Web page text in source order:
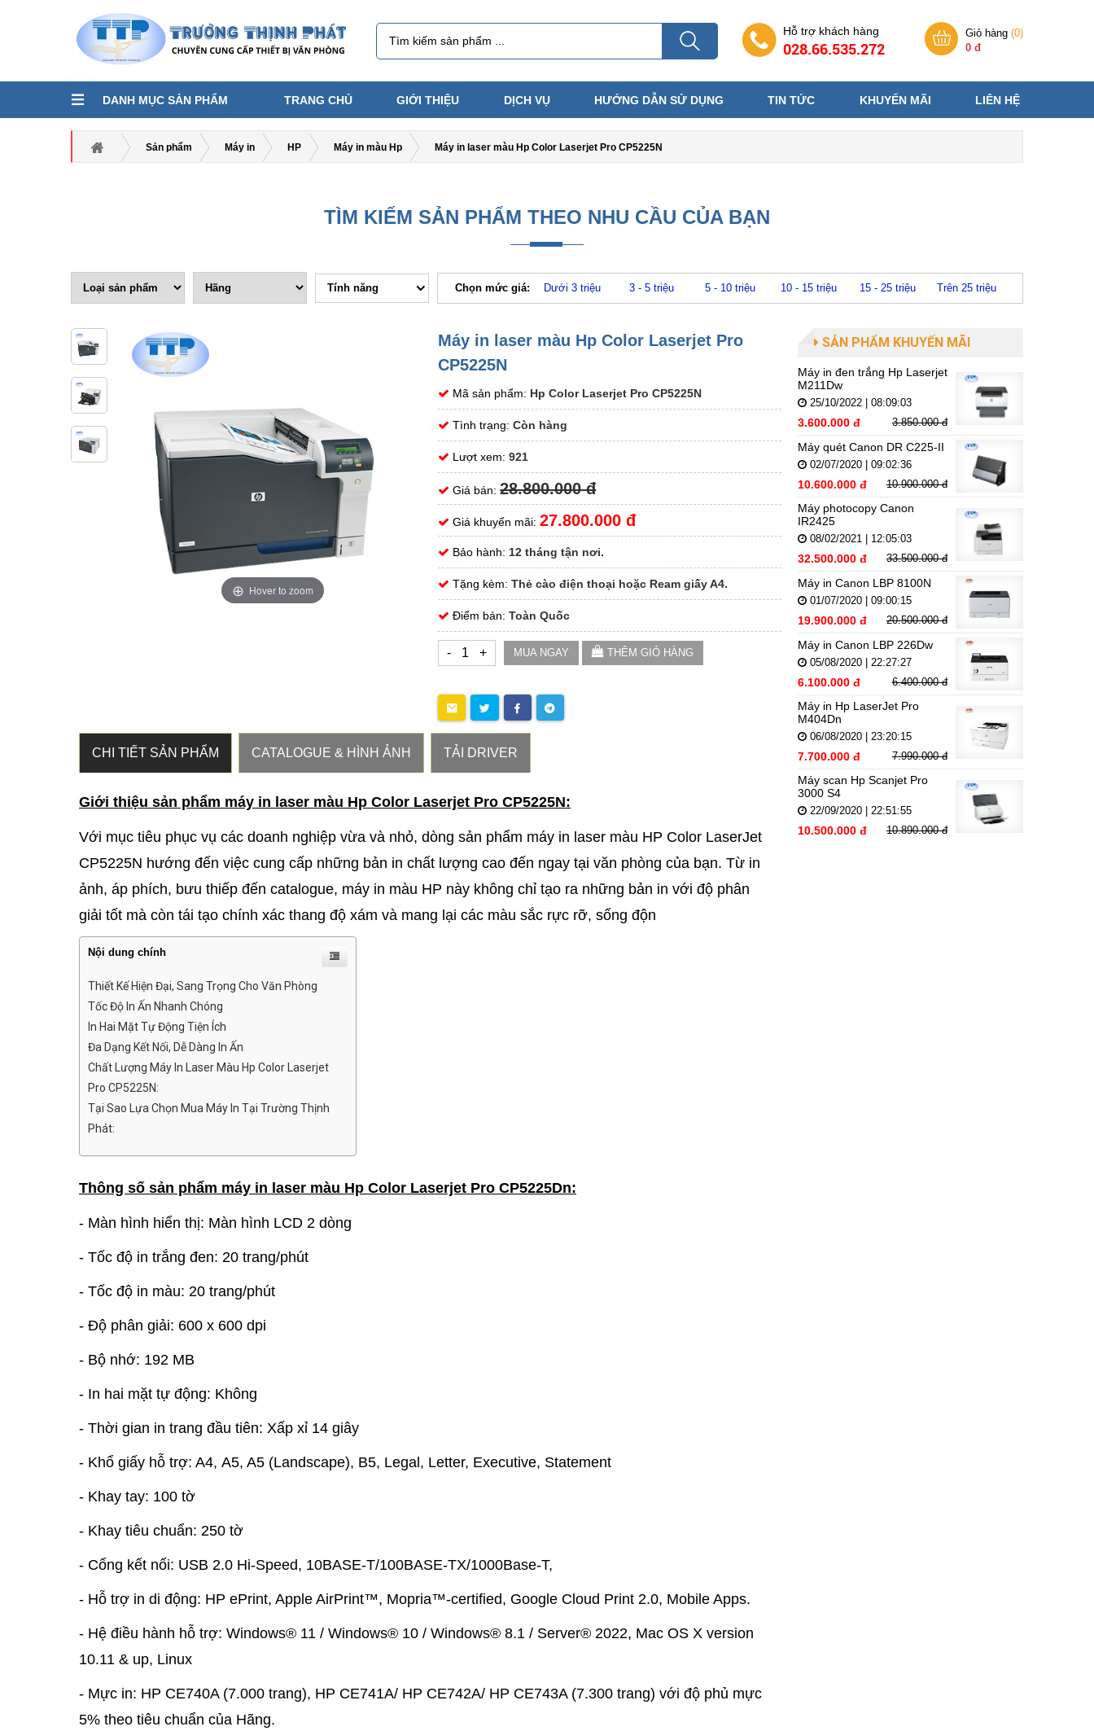
Hỗ trợ khách hàng
028.66.535.272
Giỏ hàng (0)
0 đ
DANH MỤC SẢN PHẨM TRANG CHỦ GIỚI THIỆU DỊCH VỤ HƯỚNG DẪN SỬ DỤNG TIN TỨC KHUYẾN MÃI LIÊN HỆ
Sản phẩm Máy in HP Máy in màu Hp Máy in laser màu Hp Color Laserjet Pro CP5225N
TÌM KIẾM SẢN PHẨM THEO NHU CẦU CỦA BẠN
Tính năng Chọn mức giá: Dưới 3 triệu 3 - 5 triệu 5 - 10 triệu 10 - 15 triệu 15 - 25 triệu Trên 25 triệu
Hover to zoom
Máy in laser màu Hp Color Laserjet Pro
CP5225N
Mã sản phẩm: Hp Color Laserjet Pro CP5225N
Tình trạng:Còn hàng
Lượt xem:921
Giá bán:28.800.000 đ
Giá khuyến mãi:27.800.000 đ
Bảo hành: 12 tháng tận nơi.
Tặng kèm:Thẻ cào điện thoại hoặc Ream giấy A4.
Điểm bán:Toàn Quốc
- + MUA NGAY THÊM GIỎ HÀNG
CHI TIẾT SẢN PHẨM CATALOGUE & HÌNH ẢNH TẢI DRIVER
Giới thiệu sản phẩm máy in laser màu Hp Color Laserjet Pro CP5225N:
Với mục tiêu phục vụ các doanh nghiệp vừa và nhỏ, dòng sản phẩm máy in laser màu HP Color LaserJet
CP5225N hướng đến việc cung cấp những bản in chất lượng cao đến ngay tại văn phòng của bạn. Từ in
ảnh, áp phích, bưu thiếp đến catalogue, máy in màu HP này không chỉ tạo ra những bản in với độ phân
giải tốt mà còn tái tạo chính xác thang độ xám và mang lại các màu sắc rực rỡ, sống độn
Nội dung chính
Thiết Kế Hiện Đại, Sang Trọng Cho Văn Phòng
Tốc Độ In Ấn Nhanh Chóng
In Hai Mặt Tự Động Tiện Ích
Đa Dạng Kết Nối, Dễ Dàng In Ấn
Chất Lượng Máy In Laser Màu Hp Color Laserjet
Pro CP5225N:
Tại Sao Lựa Chọn Mua Máy In Tại Trường Thịnh
Phát:
Thông số sản phẩm máy in laser màu Hp Color Laserjet Pro CP5225Dn:
- Màn hình hiển thị: Màn hình LCD 2 dòng
- Tốc độ in trắng đen: 20 trang/phút
- Tốc độ in màu: 20 trang/phút
- Độ phân giải: 600 x 600 dpi
- Bộ nhớ: 192 MB
- In hai mặt tự động: Không
- Thời gian in trang đầu tiên: Xấp xỉ 14 giây
- Khổ giấy hỗ trợ: A4, A5, A5 (Landscape), B5, Legal, Letter, Executive, Statement
- Khay tay: 100 tờ
- Khay tiêu chuẩn: 250 tờ
- Cổng kết nối: USB 2.0 Hi-Speed, 10BASE-T/100BASE-TX/1000Base-T,
- Hỗ trợ in di động: HP ePrint, Apple AirPrint™, Mopria™-certified, Google Cloud Print 2.0, Mobile Apps.
- Hệ điều hành hỗ trợ: Windows® 11 / Windows® 10 / Windows® 8.1 / Server® 2022, Mac OS X version
10.11 & up, Linux
- Mực in: HP CE740A (7.000 trang), HP CE741A/ HP CE742A/ HP CE743A (7.300 trang) với độ phủ mực
5% theo tiêu chuẩn của Hãng.
SẢN PHẨM KHUYẾN MÃI
Máy in đen trắng Hp Laserjet
M211Dw
25/10/2022 | 08:09:03
3.600.000 đ 3.850.000 đ
Máy quét Canon DR C225-II
02/07/2020 | 09:02:36
10.600.000 đ 10.900.000 đ
Máy photocopy Canon
IR2425
08/02/2021 | 12:05:03
32.500.000 đ 33.500.000 đ
Máy in Canon LBP 8100N
01/07/2020 | 09:00:15
19.900.000 đ 20.500.000 đ
Máy in Canon LBP 226Dw
05/08/2020 | 22:27:27
6.100.000 đ 6.400.000 đ
Máy in Hp LaserJet Pro
M404Dn
06/08/2020 | 23:20:15
7.700.000 đ 7.990.000 đ
Máy scan Hp Scanjet Pro
3000 S4
22/09/2020 | 22:51:55
10.500.000 đ 10.890.000 đ